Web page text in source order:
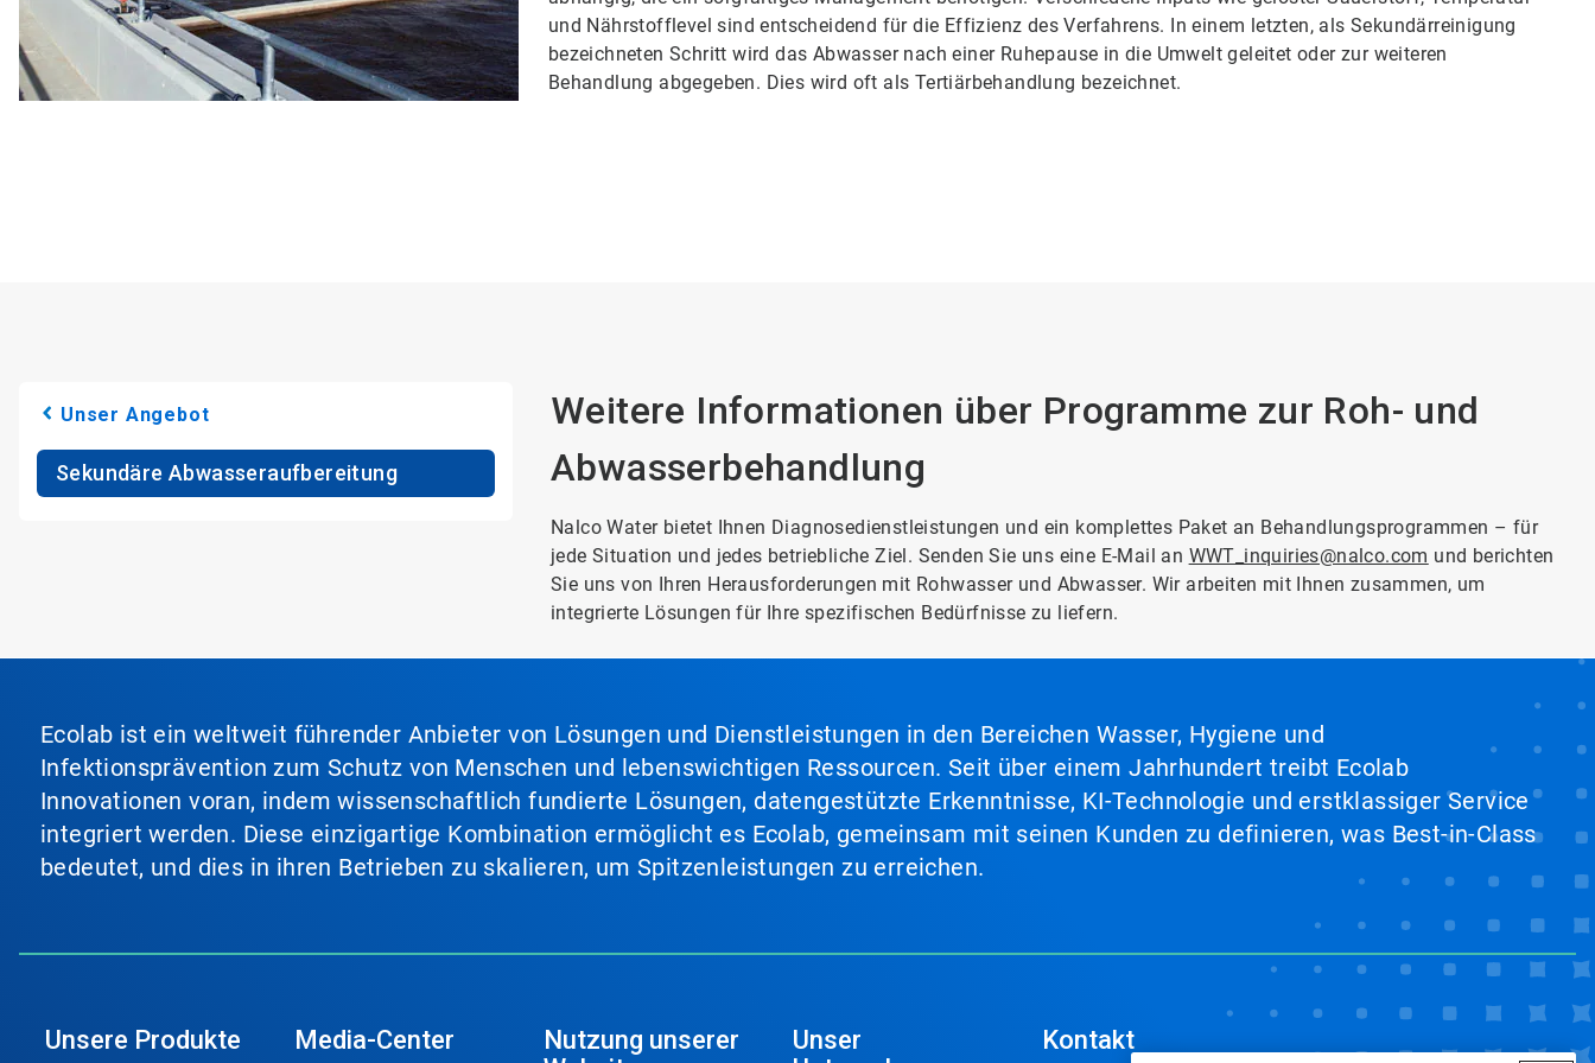
und Nährstofflevel sind entscheidend für die Effizienz des Verfahrens. In einem letzten, als Sekundärreinigung
bezeichneten Schritt wird das Abwasser nach einer Ruhepause in die Umwelt geleitet oder zur weiteren
Behandlung abgegeben. Dies wird oft als Tertiärbehandlung bezeichnet.
Unser Angebot
Sekundäre Abwasseraufbereitung
Weitere Informationen über Programme zur Roh- und
Abwasserbehandlung
Nalco Water bietet Ihnen Diagnosedienstleistungen und ein komplettes Paket an Behandlungsprogrammen – für
jede Situation und jedes betriebliche Ziel. Senden Sie uns eine E-Mail an WWT_inquiries@nalco.com und berichten
Sie uns von Ihren Herausforderungen mit Rohwasser und Abwasser. Wir arbeiten mit Ihnen zusammen, um
integrierte Lösungen für Ihre spezifischen Bedürfnisse zu liefern.
Ecolab ist ein weltweit führender Anbieter von Lösungen und Dienstleistungen in den Bereichen Wasser, Hygiene und
Infektionsprävention zum Schutz von Menschen und lebenswichtigen Ressourcen. Seit über einem Jahrhundert treibt Ecolab
Innovationen voran, indem wissenschaftlich fundierte Lösungen, datengestützte Erkenntnisse, KI-Technologie und erstklassiger Service
integriert werden. Diese einzigartige Kombination ermöglicht es Ecolab, gemeinsam mit seinen Kunden zu definieren, was Best-in-Class
bedeutet, und dies in ihren Betrieben zu skalieren, um Spitzenleistungen zu erreichen.
Unsere Produkte Media-Center
Nutzung unserer
Unser
Kontakt